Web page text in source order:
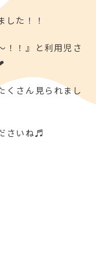
した！！
！！』と利用児さ
くさん見られまし
さいね♬